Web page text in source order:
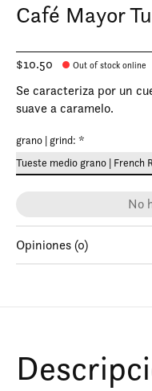
Café Mayor
$10.50 Out of stock online
Se caracteriza por un
suave a caramelo.
grano | grind: *
No
Opiniones (0)